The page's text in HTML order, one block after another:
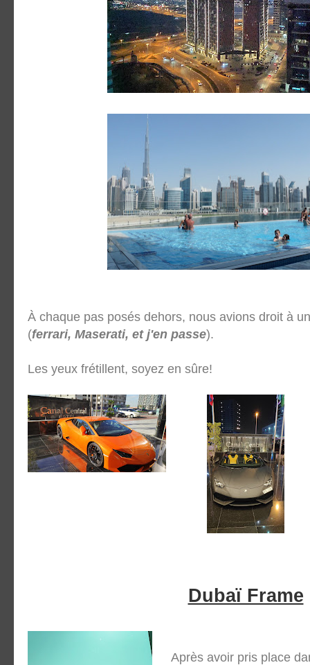
À chaque pas posés dehors, nous avions droit à
(ferrari, Maserati, et j'en passe).
Les yeux frétillent, soyez en sûre!
Dubaï Frame
Après avoir pris place